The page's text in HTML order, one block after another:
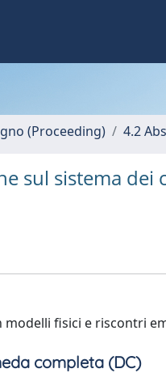
(Proceeding) 4.2
sul sistema dei
fisici e riscontri
completa (DC)